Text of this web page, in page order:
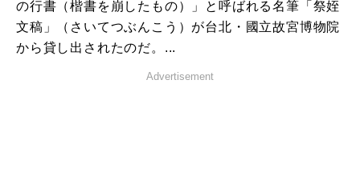
の行書（楷書を崩したもの）」と呼ばれる名筆「祭姪
文稿」（さいてつぶんこう）が台北・國立故宮博物院
から貸し出されたのだ。...
Advertisement